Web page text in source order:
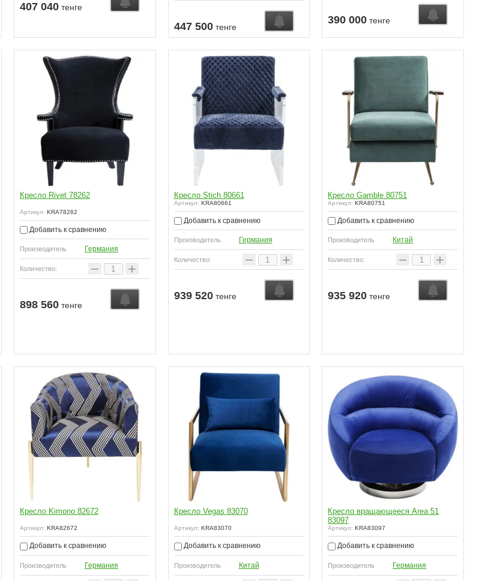
407 040тенге
447 500тенге
390 000 тенге
Кресло Rivet 78262
Артикул: KRA78262
Добавить к сравнению
Производитель Германия
Количество: − +
898 560тенге
Кресло Stich 80661
Артикул: KRA80661
Добавить к сравнению
Производитель Германия
Количество: − +
939 520тенге
Кресло Gamble 80751
Артикул: KRA80751
Добавить к сравнению
Производитель Китай
Количество: − +
935 920 тенге
Кресло Kimono 82672
Артикул: KRA82672
Добавить к сравнению
Производитель Германия
Кресло Vegas 83070
Артикул: KRA83070
Добавить к сравнению
Производитель Китай
Кресло вращающееся Area 51
83097
Артикул: KRA83097
Добавить к сравнению
Производитель Германия